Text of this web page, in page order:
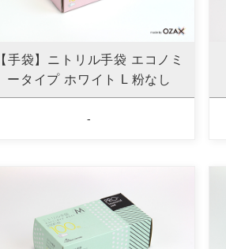
【手袋】ニトリル手袋 エコノミ
ータイプ ホワイト L 粉なし
-